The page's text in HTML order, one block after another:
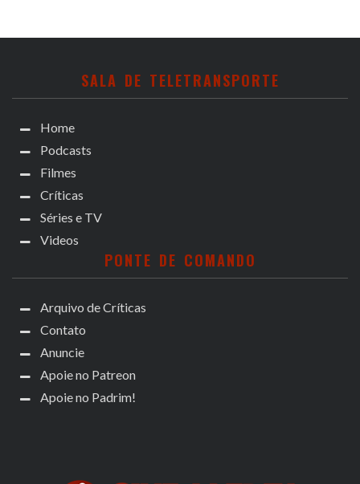
SALA DE TELETRANSPORTE
Home
Podcasts
Filmes
Críticas
Séries e TV
Videos
PONTE DE COMANDO
Arquivo de Críticas
Contato
Anuncie
Apoie no Patreon
Apoie no Padrim!